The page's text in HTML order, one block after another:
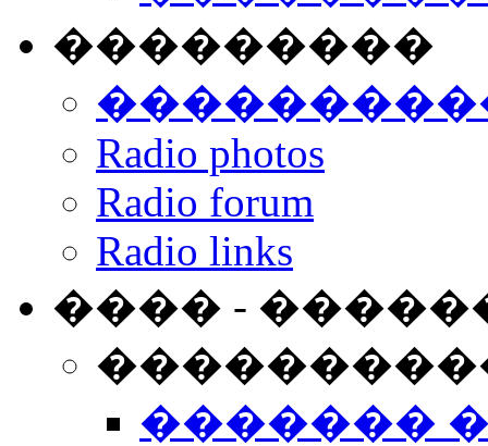
���������
Radio photos
Radio forum
Radio links
���� -
�������